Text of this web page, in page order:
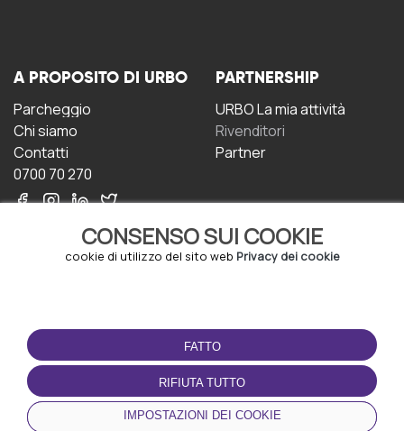
CONSENSO SUI COOKIE
cookie di utilizzo del sito web Privacy dei cookie
FATTO
RIFIUTA TUTTO
IMPOSTAZIONI DEI COOKIE
A PROPOSITO DI URBO
Parcheggio
Chi siamo
Contatti
0700 70 270
PARTNERSHIP
URBO La mia attività
Rivenditori
Partner
CONDIZIONI D'USO
Termini e Condizioni
Politica sulla riservatezza
Gestione dei Cookie
SCARICA L'APP